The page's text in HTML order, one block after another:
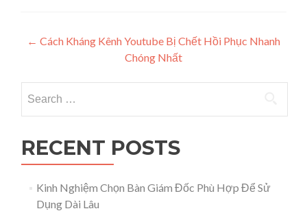
Post navigation
← Cách Kháng Kênh Youtube Bị Chết Hồi Phục Nhanh
Chóng Nhất
RECENT POSTS
Kinh Nghiệm Chọn Bàn Giám Đốc Phù Hợp Để Sử
Dụng Dài Lâu